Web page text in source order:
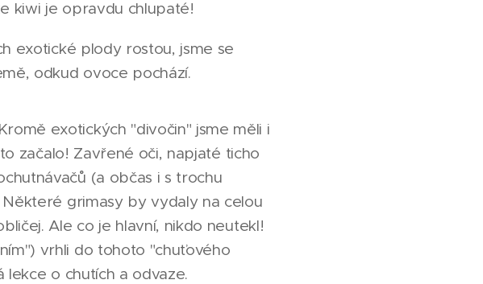
kiwi je opravdu chlupaté!
exotické plody rostou, jsme se
odkud ovoce pochází.
exotických "divočin" jsme měli i
začalo! Zavřené oči, napjaté ticho
(a občas i s trochu
grimasy by vydaly na celou
Ale co je hlavní, nikdo neutekl!
vrhli do tohoto "chuťového
o chutích a odvaze.